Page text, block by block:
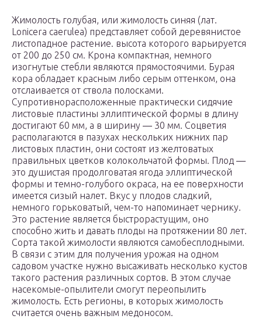
Жимолость голубая, или жимолость синяя (лат.
Lonicera caerulea) представляет собой деревянистое
листопадное растение. высота которого варьируется
от 200 до 250 см. Крона компактная, немного
изогнутые стебли являются прямостоячими. Бурая
кора обладает красным либо серым оттенком, она
отслаивается от ствола полосками.
Супротивнорасположенные практически сидячие
листовые пластины эллиптической формы в длину
достигают 60 мм, а в ширину ― 30 мм. Соцветия
располагаются в пазухах нескольких нижних пар
листовых пластин, они состоят из желтоватых
правильных цветков колокольчатой формы. Плод ―
это душистая продолговатая ягода эллиптической
формы и темно-голубого окраса, на ее поверхности
имеется сизый налет. Вкус у плодов сладкий,
немного горьковатый, чем-то напоминает чернику.
Это растение является быстрорастущим, оно
способно жить и давать плоды на протяжении 80 лет.
Сорта такой жимолости являются самобесплодными.
В связи с этим для получения урожая на одном
садовом участке нужно высаживать несколько кустов
такого растения различных сортов. В этом случае
насекомые-опылители смогут переопылить
жимолость. Есть регионы, в которых жимолость
считается очень важным медоносом.